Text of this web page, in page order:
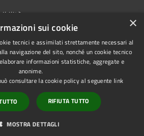
Copyright © 2026 • Comune di
Erchie • Powered by
Municipium•Accesso
redazione
×
sui cookie
tecnici e assimilati strettamente necessari al
navigazione del sito, nonché un cookie tecnico
informazioni statistiche, aggregate e
anonime.
consultare la cookie policy al seguente link
RIFIUTA TUTTO
MOSTRA DETTAGLI